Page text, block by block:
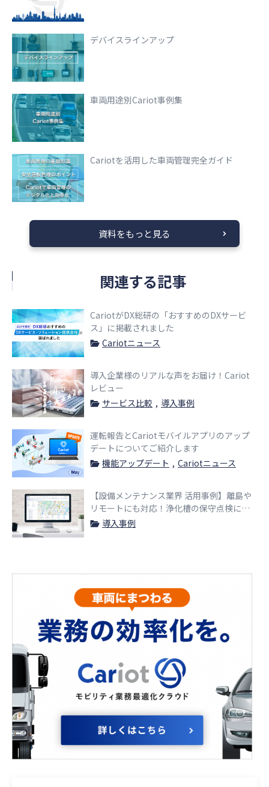
デバイスラインアップ
車両用途別Cariot事例集
Cariotを活用した車両管理完全ガイド
資料をもっと見る
関連する記事
CariotがDX総研の「おすすめのDXサービ
ス」に掲載されました
Cariotニュース
導入企業様のリアルな声をお届け！Cariot
レビュー
サービス比較
導入事例
運転報告とCariotモバイルアプリのアップ
デートについてご紹介します
機能アップデート
Cariotニュース
【設備メンテナンス業界 活用事例】離島や
リモートにも対応！浄化槽の保守点検に活
用した事例
導入事例